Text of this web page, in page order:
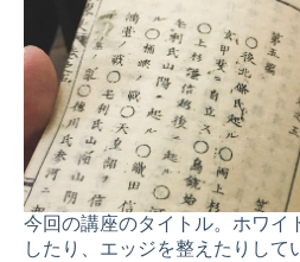
今回の講座のタイトル。ホワイ
したり、エッジを整えたりして